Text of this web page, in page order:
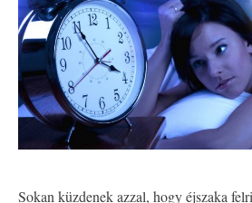
Sokan küzdenek azzal, hogy éjszaka